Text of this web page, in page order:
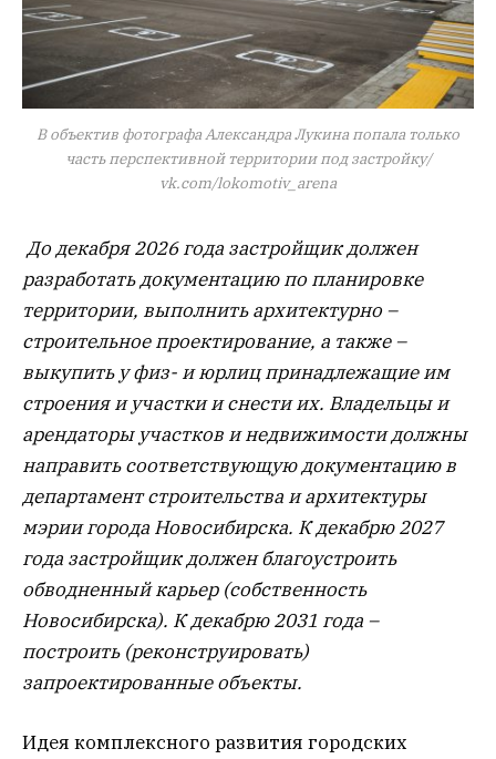
В объектив фотографа Александра Лукина попала только
часть перспективной территории под застройку/
vk.com/lokomotiv_arena
До декабря 2026 года застройщик должен
разработать документацию по планировке
территории, выполнить архитектурно –
строительное проектирование, а также –
выкупить у физ- и юрлиц принадлежащие им
строения и участки и снести их. Владельцы и
арендаторы участков и недвижимости должны
направить соответствующую документацию в
департамент строительства и архитектуры
мэрии города Новосибирска. К декабрю 2027
года застройщик должен благоустроить
обводненный карьер (собственность
Новосибирска). К декабрю 2031 года –
построить (реконструировать)
запроектированные объекты.
Идея комплексного развития городских